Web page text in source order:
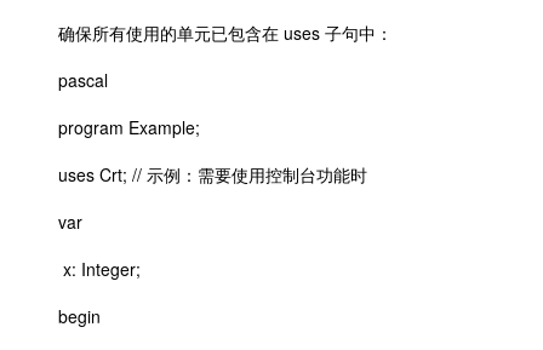
确保所有使用的单元已包含在 uses 子句中：
pascal
program Example;
uses Crt; // 示例：需要使用控制台功能时
var
x: Integer;
begin